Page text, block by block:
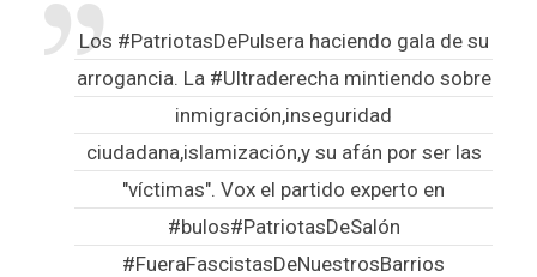
Los #PatriotasDePulsera haciendo gala de su
arrogancia. La #Ultraderecha mintiendo sobre
inmigración,inseguridad
ciudadana,islamización,y su afán por ser las
"víctimas". Vox el partido experto en
#bulos#PatriotasDeSalón
#FueraFascistasDeNuestrosBarrios